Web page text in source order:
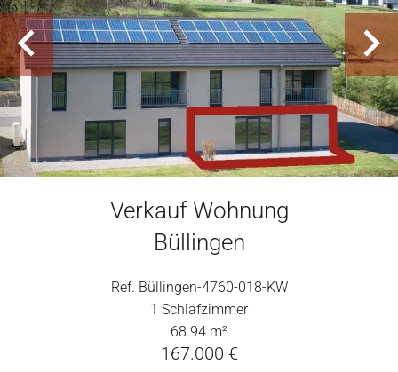
Verkauf Wohnung
Büllingen
Ref. Büllingen-4760-018-KW
1 Schlafzimmer
68.94 m²
167.000 €